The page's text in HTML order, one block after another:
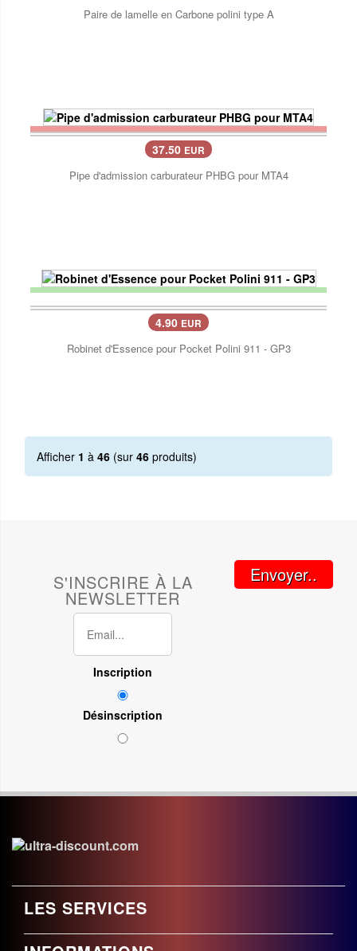
Paire de lamelle en Carbone polini type A
37.50 EUR
Pipe d'admission carburateur PHBG pour MTA4
4.90 EUR
Robinet d'Essence pour Pocket Polini 911 - GP3
Afficher 1 à 46 (sur 46 produits)
S'INSCRIRE À LA
NEWSLETTER
Inscription
Désinscription
Envoyer..
LES SERVICES